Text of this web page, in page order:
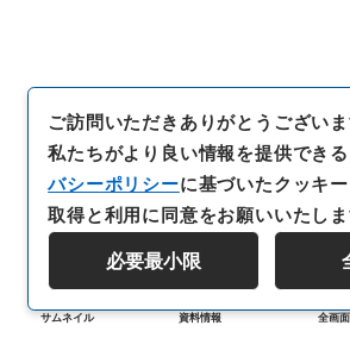
サムネイル 資料情報 全画面
ご訪問いただきありがとうございま
私たちがより良い情報を提供できる
バシーポリシーに基づいたクッキ
取得と利用に同意をお願いいたしま
必要最小限